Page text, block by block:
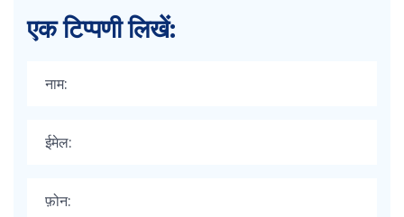
एक टिप्पणी लिखें: